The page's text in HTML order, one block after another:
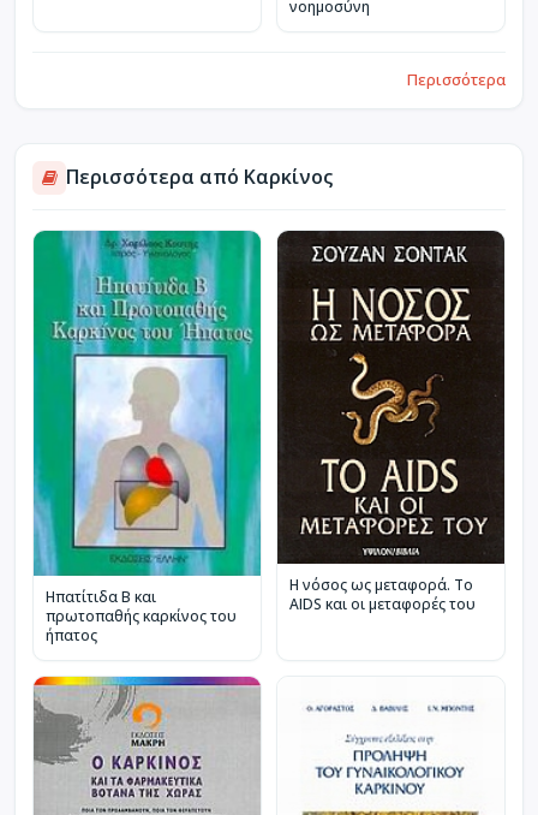
νοημοσύνη
Περισσότερα
Περισσότερα από Καρκίνος
Ηπατίτιδα Β και
πρωτοπαθής καρκίνος του
ήπατος
Η νόσος ως μεταφορά. Το
AIDS και οι μεταφορές του